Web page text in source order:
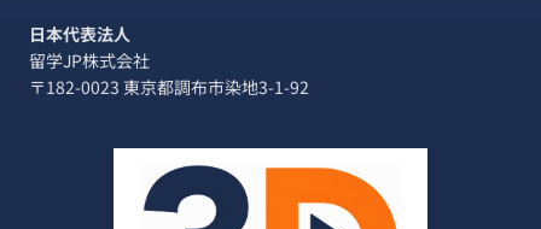
日本代表法人
留学JP株式会社
〒182-0023 東京都調布市染地3-1-92